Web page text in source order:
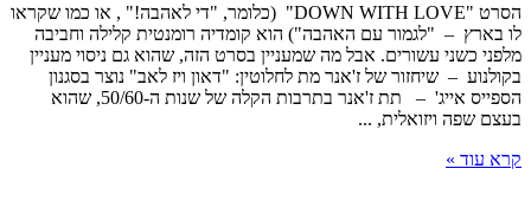
הסרט "DOWN WITH LOVE" (כלומר, "די לאהבה!" , או כמו שקראו
לו בארץ – "לגמור עם האהבה") הוא קומדיה רומנטית קלילה וחביבה
מלפני כשני עשורים. אבל מה שמעניין בסרט הזה, שהוא גם ניסוי מעניין
בקולנוע – שיחזור של ז'אנר מת לחלוטין: "דאון ויז לאב" נוצר בסגנון
הספייס אייג' – תת ז'אנר בתרבות הקלה של שנות ה-50/60, שהוא
בעצם שפה ויזואלית, ...
קרא עוד »